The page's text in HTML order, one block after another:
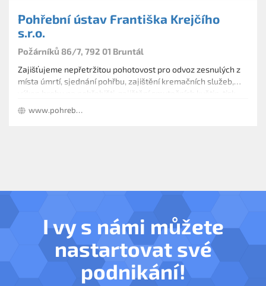
Pohřební ústav Františka Krejčího
s.r.o.
Požárníků 86/7, 792 01 Bruntál
Zajišťujeme nepřetržitou pohotovost pro odvoz zesnulých z
místa úmrtí, sjednání pohřbu, zajištění kremačních služeb,
parte, smutečního řečníka, hudbu, fotografa atd.
www.pohrebni-ustav-bruntal.cz
I vy s námi můžete
nastartovat své
podnikání!